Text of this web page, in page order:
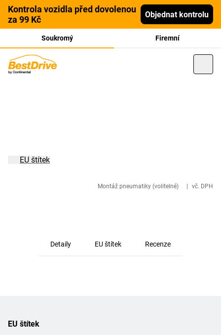
Kontrola vozidla před dovolenou
za 99 Kč
Objednat kontrolu
Soukromý Firemní
Montáž pneumatiky (volitelné) vč. DPH
EU štítek
Detaily EU štítek Recenze
EU štítek